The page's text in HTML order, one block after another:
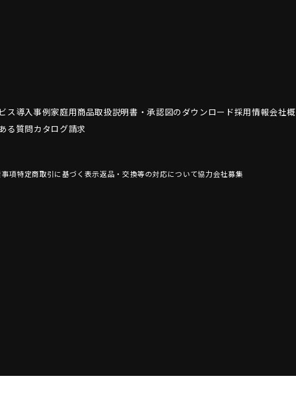
ス導入事例家庭用商品取扱説明書・承認図のダウンロード採用情報会社
る質問カタログ請求
項特定商取引に基づく表示返品・交換等の対応について協力会社募集